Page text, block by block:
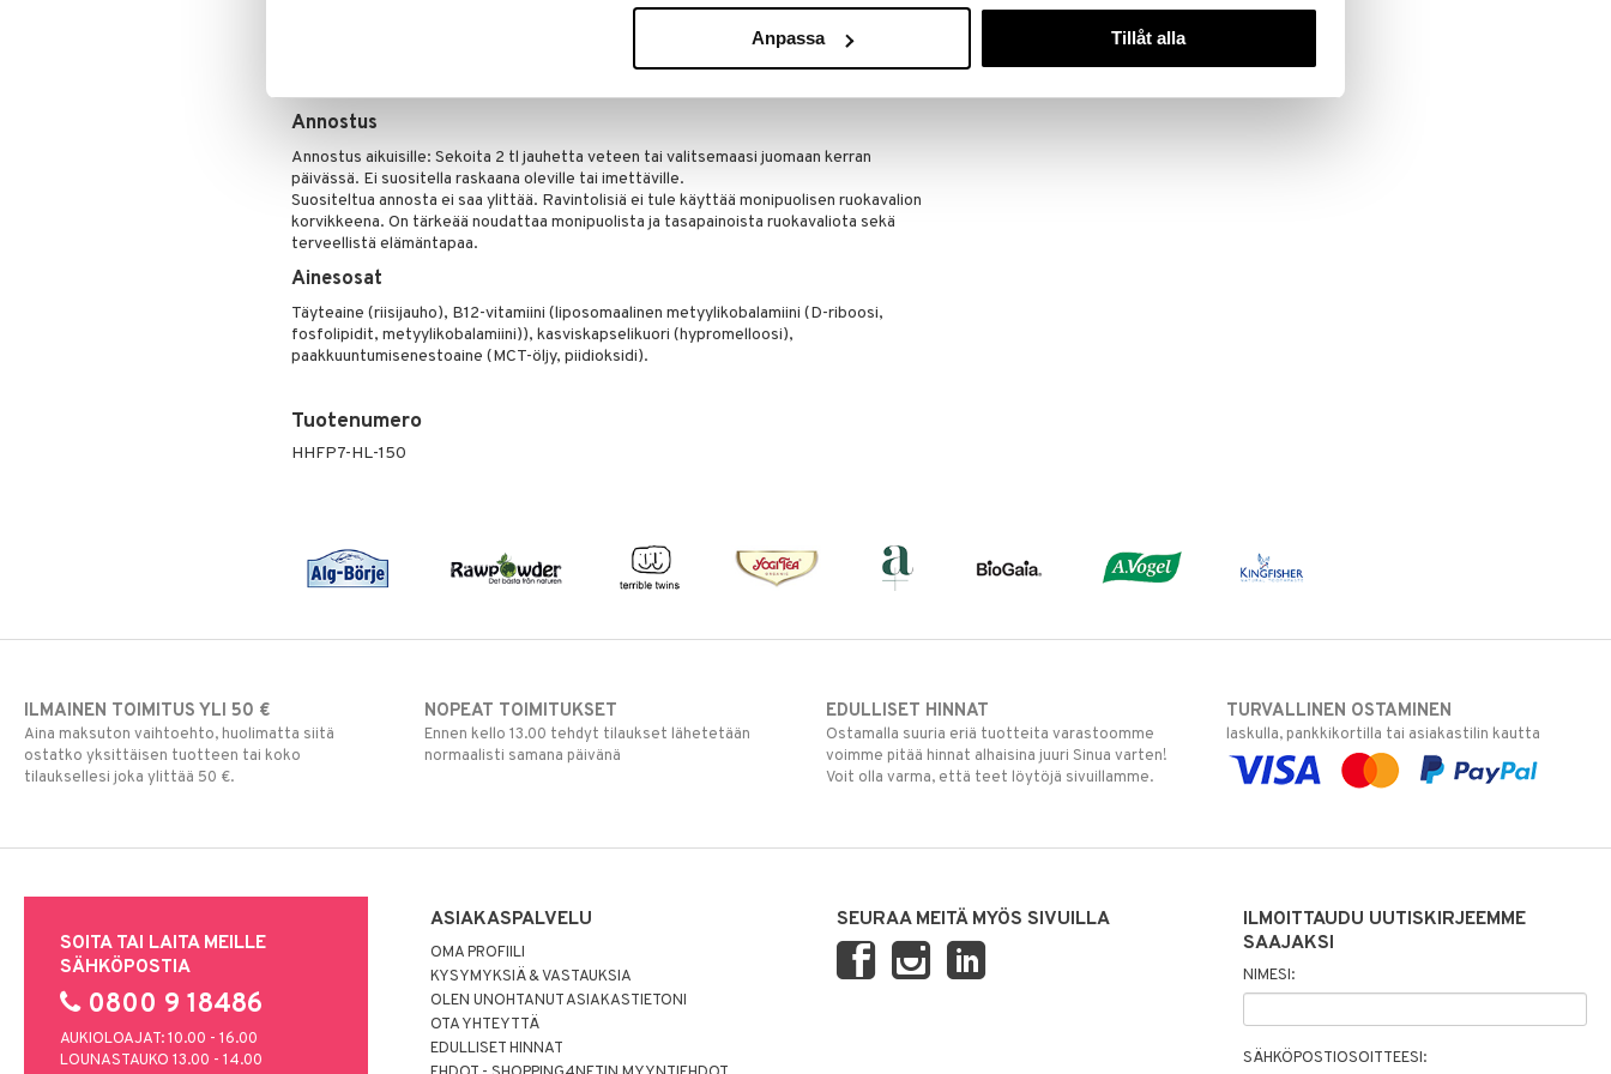
Anpassa Tillåt alla
lisäravinteen lisätäksesi juuri niiden aminohappojen tasoja, jotka rakentavat
kollageenia kehossa. Holisticin avulla voit aina olla varma, että saat korkeinta laatua
Annostus
Annostus aikuisille: Sekoita 2 tl jauhetta veteen tai valitsemaasi juomaan kerran
päivässä. Ei suositella raskaana oleville tai imettäville.
Suositeltua annosta ei saa ylittää. Ravintolisiä ei tule käyttää monipuolisen ruokavalion
korvikkeena. On tärkeää noudattaa monipuolista ja tasapainoista ruokavaliota sekä
terveellistä elämäntapaa.
Ainesosat
Täyteaine (riisijauho), B12-vitamiini (liposomaalinen metyylikobalamiini (D-riboosi,
fosfolipidit, metyylikobalamiini)), kasviskapselikuori (hypromelloosi),
paakkuuntumisenestoaine (MCT-öljy, piidioksidi).
Tuotenumero
HHFP7-HL-150
ILMAINEN TOIMITUS YLI 50 €
Aina maksuton vaihtoehto, huolimatta siitä
ostatko yksittäisen tuotteen tai koko
tilauksellesi joka ylittää 50 €.
NOPEAT TOIMITUKSET
Ennen kello 13.00 tehdyt tilaukset lähetetään
normaalisti samana päivänä
EDULLISET HINNAT
Ostamalla suuria eriä tuotteita varastoomme
voimme pitää hinnat alhaisina juuri Sinua varten!
Voit olla varma, että teet löytöjä sivuillamme.
TURVALLINEN OSTAMINEN
laskulla, pankkikortilla tai asiakastilin kautta
SOITA TAI LAITA MEILLE
SÄHKÖPOSTIA
0800 9 18486
AUKIOLOAJAT: 10.00 - 16.00
LOUNASTAUKO 13.00 - 14.00
ASIAKASPALVELU
OMA PROFIILI
KYSYMYKSIÄ & VASTAUKSIA
OLEN UNOHTANUT ASIAKASTIETONI
OTA YHTEYTTÄ
EDULLISET HINNAT
SEURAA MEITÄ MYÖS SIVUILLA
ILMOITTAUDU UUTISKIRJEEMME
SAAJAKSI
NIMESI:
SÄHKÖPOSTIOSOITTEESI: